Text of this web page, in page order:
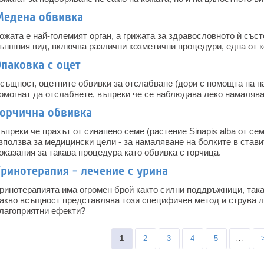
обвивка
е най-големият орган, а грижата за здравословното ѝ
вид, включва различни козметични процедури, една от
с оцет
оцетните обвивки за отслабване (дори с помощта на
да отслабнете, въпреки че се наблюдава леко
обвивка
че прахът от синапено семе (растение Sinapis alba от
за медицински цели - за намаляване на болките в
за такава процедура като обвивка с горчица.
- лечение с урина
има огромен брой както силни поддръжници,
всъщност представлява този специфичен метод и струва
ефекти?
1 2 3 4 5 …